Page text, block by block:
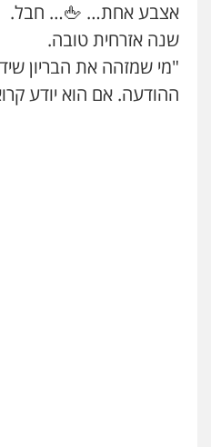
אצבע אחת… 🖕… חבל.
שנה אזרחית טובה.
"מי שמזהה את הבריון
ההודעה. אם הוא יודע